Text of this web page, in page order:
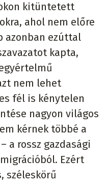
kitüntetett
ahol nem előre
azonban ezúttal
kapta,
nem lehet
fél is kénytelen
nagyon világos
kérnek többé a
a rossz gazdasági
Ezért
széleskörű